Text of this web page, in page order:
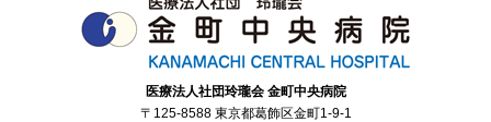
医療法人社団玲瓏会 金町中央病院
〒125-8588 東京都葛飾区金町1-9-1